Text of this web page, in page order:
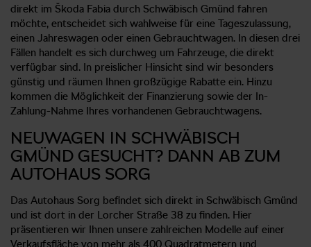
direkt im Škoda Fabia durch Schwäbisch Gmünd fahren
möchte, entscheidet sich wahlweise für eine Tageszulassung,
einen Jahreswagen oder einen Gebrauchtwagen. In diesen drei
Fällen handelt es sich durchweg um Fahrzeuge, die direkt
verfügbar sind. In preislicher Hinsicht sind wir besonders
günstig und räumen Ihnen großzügige Rabatte ein. Hinzu
kommen die Möglichkeit der Finanzierung sowie der In-
Zahlung-Nahme Ihres vorhandenen Gebrauchtwagens.
NEUWAGEN IN SCHWÄBISCH
GMÜND GESUCHT? DANN AB ZUM
AUTOHAUS SORG
Das Autohaus Sorg befindet sich direkt in Schwäbisch Gmünd
und ist dort in der Lorcher Straße 38 zu finden. Hier
präsentieren wir Ihnen unsere zahlreichen Modelle auf einer
Verkaufsfläche von mehr als 400 Quadratmetern und